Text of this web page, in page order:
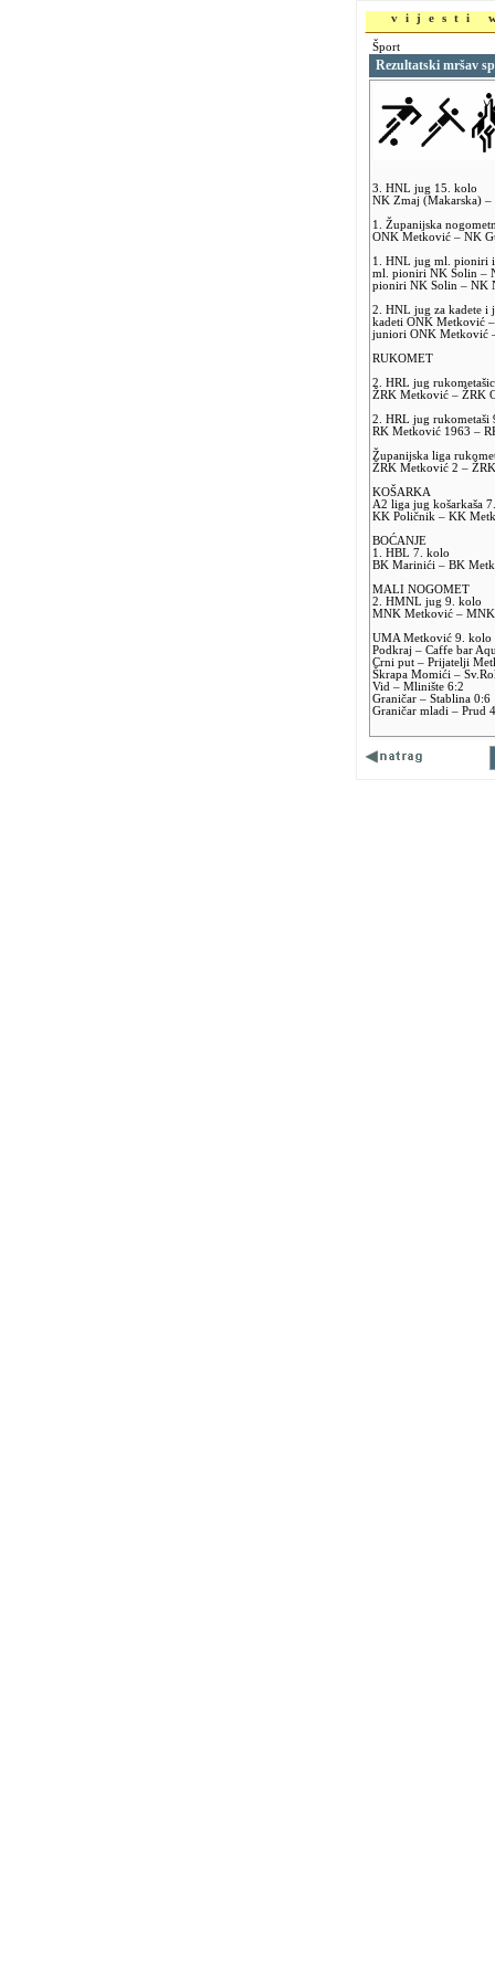
vijesti
Šport
Rezultatski mršav
3. HNL jug 15. kolo
NK Zmaj (Makarska)
1. Županijska
ONK Metković – NK
1. HNL jug ml. pioniri
ml. pioniri NK Solin –
pioniri NK Solin – NK
2. HNL jug za kadete i
kadeti ONK Metković
juniori ONK Metković
RUKOMET
2. HRL jug
ŽRK Metković – ŽRK
2. HRL jug rukometaši
RK Metković 1963 –
Županijska liga
ŽRK Metković 2 –
KOŠARKA
A2 liga jug košarkaša
KK Poličnik – KK
BOĆANJE
1. HBL 7. kolo
BK Marinići – BK
MALI NOGOMET
2. HMNL jug 9. kolo
MNK Metković –
UMA Metković 9. kolo
Podkraj – Caffe bar
Crni put – Prijatelji
Škrapa Momići –
Vid – Mlinište 6:2
Graničar – Stablina 0:6
Graničar mladi – Prud